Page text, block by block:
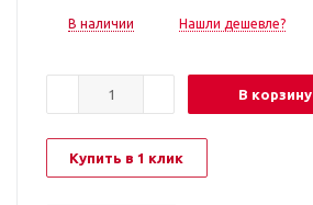
В наличии Нашли дешевле?
В корзину
Купить в 1 клик